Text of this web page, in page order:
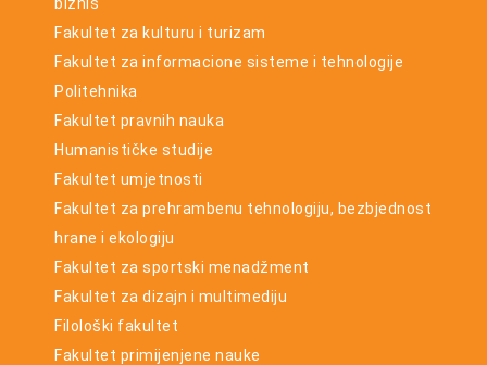
Fakultet za kulturu i turizam
Fakultet za informacione sisteme i tehnologije
Politehnika
Fakultet pravnih nauka
Humanističke studije
Fakultet umjetnosti
Fakultet za prehrambenu tehnologiju, bezbjednost
hrane i ekologiju
Fakultet za sportski menadžment
Fakultet za dizajn i multimediju
Filološki fakultet
Fakultet primijenjene nauke